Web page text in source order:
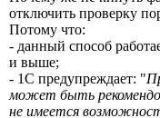
отключить проверку
Потому что:
- данный способ
и выше;
- 1С предупреждает: "
может быть
не имеется